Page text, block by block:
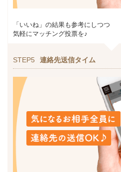
「いいね」の結果も参考にしつつ
気軽にマッチング投票を♪
STEP5 連絡先送信タイム